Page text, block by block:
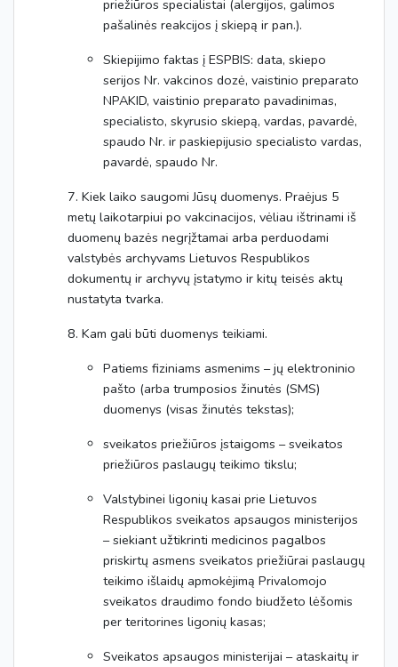
priežiūros specialistai (alergijos, galimos
pašalinės reakcijos į skiepą ir pan.).
Skiepijimo faktas į ESPBIS: data, skiepo
serijos Nr. vakcinos dozė, vaistinio preparato
NPAKID, vaistinio preparato pavadinimas,
specialisto, skyrusio skiepą, vardas, pavardė,
spaudo Nr. ir paskiepijusio specialisto vardas,
pavardė, spaudo Nr.
7. Kiek laiko saugomi Jūsų duomenys. Praėjus 5
metų laikotarpiui po vakcinacijos, vėliau ištrinami iš
duomenų bazės negrįžtamai arba perduodami
valstybės archyvams Lietuvos Respublikos
dokumentų ir archyvų įstatymo ir kitų teisės aktų
nustatyta tvarka.
8. Kam gali būti duomenys teikiami.
Patiems fiziniams asmenims – jų elektroninio
pašto (arba trumposios žinutės (SMS)
duomenys (visas žinutės tekstas);
sveikatos priežiūros įstaigoms – sveikatos
priežiūros paslaugų teikimo tikslu;
Valstybinei ligonių kasai prie Lietuvos
Respublikos sveikatos apsaugos ministerijos
– siekiant užtikrinti medicinos pagalbos
priskirtų asmens sveikatos priežiūrai paslaugų
teikimo išlaidų apmokėjimą Privalomojo
sveikatos draudimo fondo biudžeto lėšomis
per teritorines ligonių kasas;
Sveikatos apsaugos ministerijai – ataskaitų ir